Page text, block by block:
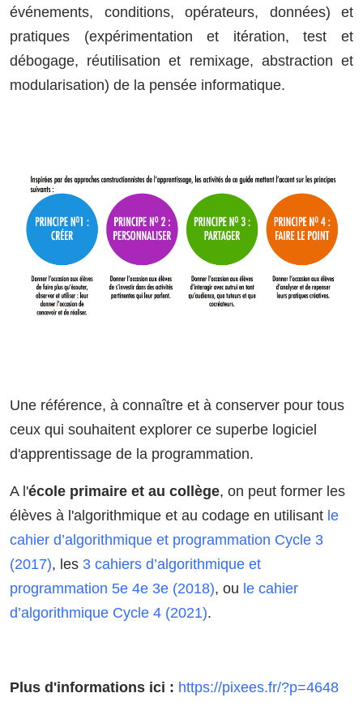
événements, conditions, opérateurs, données) et
pratiques (expérimentation et itération, test et
débogage, réutilisation et remixage, abstraction et
modularisation) de la pensée informatique.
Une référence, à connaître et à conserver pour tous
ceux qui souhaitent explorer ce superbe logiciel
d'apprentissage de la programmation.
A l'école primaire et au collège, on peut former les
élèves à l'algorithmique et au codage en utilisant le
cahier d’algorithmique et programmation Cycle 3
(2017), les 3 cahiers d’algorithmique et
programmation 5e 4e 3e (2018), ou le cahier
d’algorithmique Cycle 4 (2021).
Plus d'informations ici : https://pixees.fr/?p=4648